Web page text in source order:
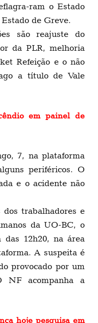
ram o Estado
de Greve.
são reajuste do
da PLR, melhoria
Refeição e o não
a título de Vale
em painel de
7, na plataforma
periféricos. O
e o acidente não
dos trabalhadores e
da UO-BC, o
das 12h20, na área
A suspeita é
provocado por um
NF acompanha a
hoje pesquisa em